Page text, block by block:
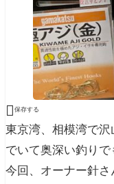
 保存する
東京湾、相模湾で
でいて奥深い釣りで
今回、オーナー針